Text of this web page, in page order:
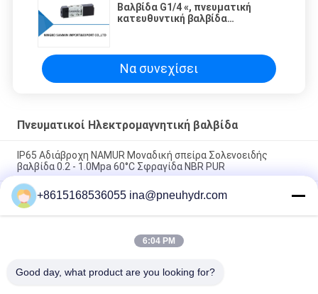
Βαλβίδα G1/4 «, πνευματική
κατευθυντική βαλβίδα
Να συνεχίσει
Πνευματικοί Ηλεκτρομαγνητική βαλβίδα
IP65 Αδιάβροχη NAMUR Μοναδική σπείρα Σολενοειδής
βαλβίδα 0.2 - 1.0Mpa 60°C Σφραγίδα NBR PUR
FV-L10 Εν σειρά 5 οδών Πνευματική Βαλβίδα Σολενοειδούς
M7
Μόλυβδος DOOS - δακτυλογραφήστε τη σπείρα βαλβίδων
ΣΥΝΕΧΟΎΣ 29W σφυγμού σπειρών DC24V βαλβίδων
+8615168536055 ina@pneuhydr.com
6:04 PM
Good day, what product are you looking for?